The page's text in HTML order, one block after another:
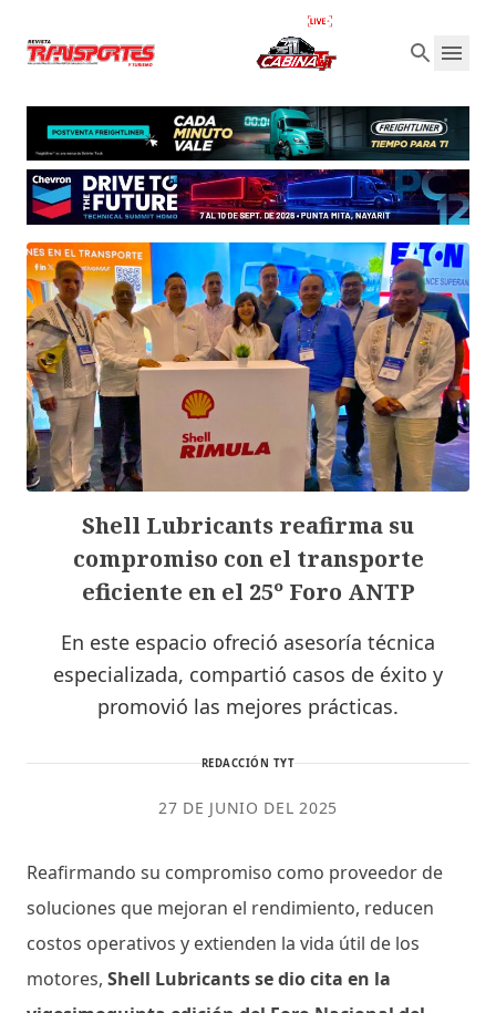
Shell Lubricants reafirma su
compromiso con el transporte
eficiente en el 25º Foro ANTP
En este espacio ofreció asesoría técnica
especializada, compartió casos de éxito y
promovió las mejores prácticas.
REDACCIÓN TYT
27 DE JUNIO DEL 2025
Reafirmando su compromiso como proveedor de
soluciones que mejoran el rendimiento, reducen
costos operativos y extienden la vida útil de los
motores, Shell Lubricants se dio cita en la